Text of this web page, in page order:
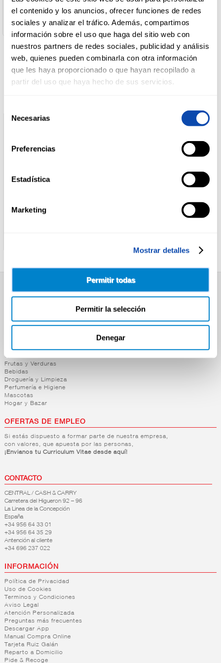
el contenido y los anuncios, ofrecer funciones de redes
sociales y analizar el tráfico. Además, compartimos
información sobre el uso que haga del sitio web con
nuestros partners de redes sociales, publicidad y análisis
web, quienes pueden combinarla con otra información
que les haya proporcionado o que hayan recopilado a
partir del uso que haya hecho de sus servicios.
Necesarias
Preferencias
Estadística
Marketing
Mostrar detalles
Permitir todas
Permitir la selección
Denegar
DROGUERÍA
Y LIMPIEZA
PERFUMERÍA
E HIGIENE
MASCOTAS
Av. de Andalucia 1 - 41007 Sevilla
Cantidad neta:
0.33 c3
Productos relacionados
SUPERMERCADO
Lácteos
Charcutería
Quesos al Corte
Frutas y Verduras
Bebidas
Droguería y Limpieza
Perfumería e Higiene
Mascotas
Hogar y Bazar
OFERTAS DE EMPLEO
Si estás dispuesto a formar parte de nuestra empresa,
con valores, que apuesta por las personas,
¡Envianos tu Curriculum Vitae desde aquí!
CONTACTO
CENTRAL / CASH & CARRY
Carretera del Higueron 92 – 96
La Linea de la Concepción
España
+34 956 64 33 01
+34 956 64 35 29
Antención al cliente
+34 696 237 022
INFORMACIÓN
Política de Privacidad
Uso de Cookies
Terminos y Condiciones
Aviso Legal
Atención Personalizada
Preguntas más frecuentes
Descargar App
Manual Compra Online
Tarjeta Ruiz Galán
Reparto a Domicilio
Pide & Recoge